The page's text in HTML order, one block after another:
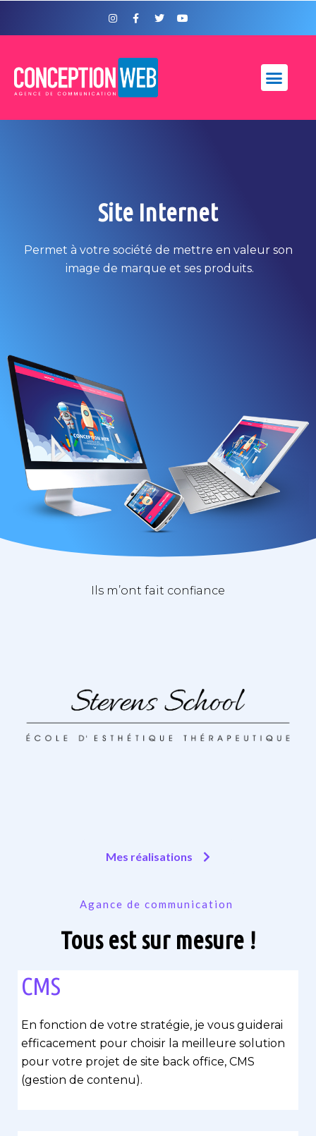
Site Internet
Permet à votre société de mettre en valeur son
image de marque et ses produits.
Ils m’ont fait confiance
Mes réalisations
Agance de communication
Tous est sur mesure !
CMS
En fonction de votre stratégie, je vous guiderai
efficacement pour choisir la meilleure solution
pour votre projet de site back office, CMS
(gestion de contenu).